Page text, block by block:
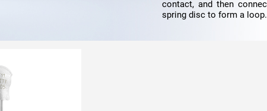
spring disc to form a loop.